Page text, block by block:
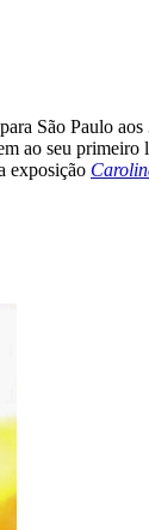
São Paulo
ao seu primeiro
exposição